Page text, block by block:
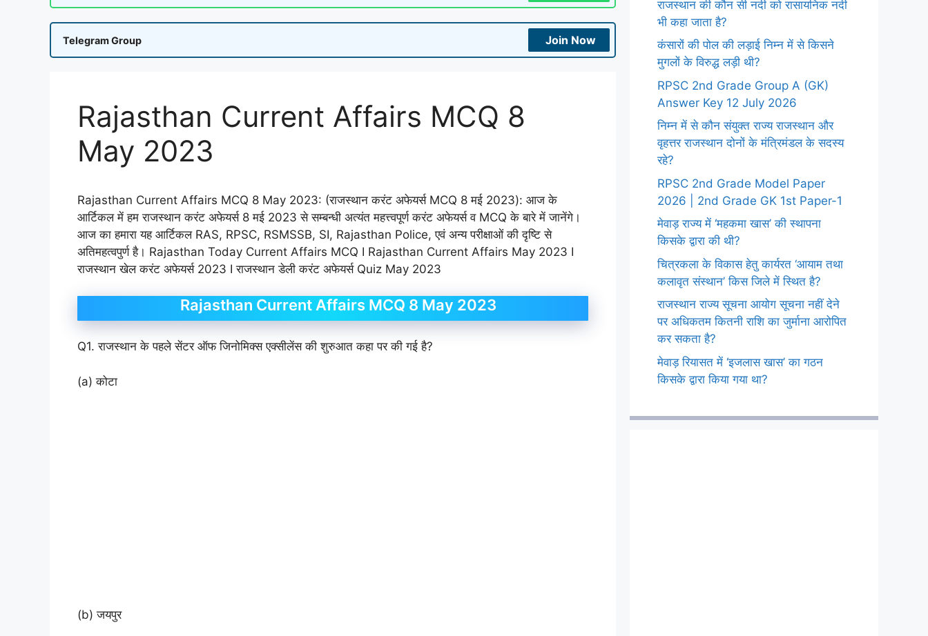
Telegram Group Join Now
Rajasthan Current Affairs MCQ 8
May 2023
Rajasthan Current Affairs MCQ 8 May 2023: (राजस्थान करंट अफेयर्स MCQ 8 मई 2023): आज के
आर्टिकल में हम राजस्थान करंट अफेयर्स 8 मई 2023 से सम्बन्धी अत्यंत महत्त्वपूर्ण करंट अफेयर्स व MCQ के बारे में जानेंगे।
आज का हमारा यह आर्टिकल RAS, RPSC, RSMSSB, SI, Rajasthan Police, एवं अन्य परीक्षाओं की दृष्टि से
अतिमहत्वपुर्ण है। Rajasthan Today Current Affairs MCQ I Rajasthan Current Affairs May 2023 I
राजस्थान खेल करंट अफेयर्स 2023 I राजस्थान डेली करंट अफेयर्स Quiz May 2023
Rajasthan Current Affairs MCQ 8 May 2023
Q1. राजस्थान के पहले सेंटर ऑफ जिनोमिक्स एक्सीलेंस की शुरुआत कहा पर की गई है?
(a) कोटा
(b) जयपुर
राजस्थान की कौन सी नदी को रासायनिक नदी
भी कहा जाता है?
कंसारों की पोल की लड़ाई निम्न में से किसने
मुगलों के विरुद्ध लड़ी थी?
RPSC 2nd Grade Group A (GK)
Answer Key 12 July 2026
निम्न में से कौन संयुक्त राज्य राजस्थान और
वृहत्तर राजस्थान दोनों के मंत्रिमंडल के सदस्य
रहे?
RPSC 2nd Grade Model Paper
2026 | 2nd Grade GK 1st Paper-1
मेवाड़ राज्य में ‘महकमा खास’ की स्थापना
किसके द्वारा की थी?
चित्रकला के विकास हेतु कार्यरत ‘आयाम तथा
कलावृत संस्थान’ किस जिले में स्थित है?
राजस्थान राज्य सूचना आयोग सूचना नहीं देने
पर अधिकतम कितनी राशि का जुर्माना आरोपित
कर सकता है?
मेवाड़ रियासत में ‘इजलास खास’ का गठन
किसके द्वारा किया गया था?